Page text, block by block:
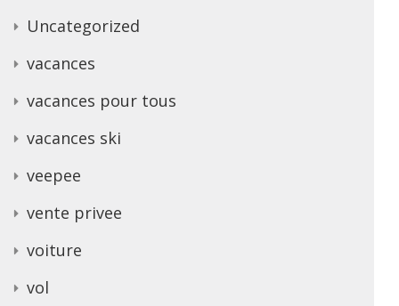
Uncategorized
vacances
vacances pour tous
vacances ski
veepee
vente privee
voiture
vol